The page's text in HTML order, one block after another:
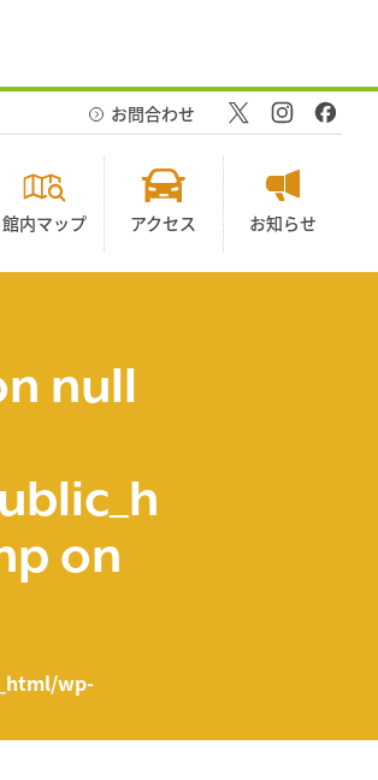
館内マップ アクセス お知らせ
お問合わせ
null
on
wp-